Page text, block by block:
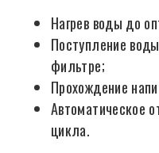
Нагрев воды до
Поступление
фильтре;
Прохождение
Автоматическое
цикла.